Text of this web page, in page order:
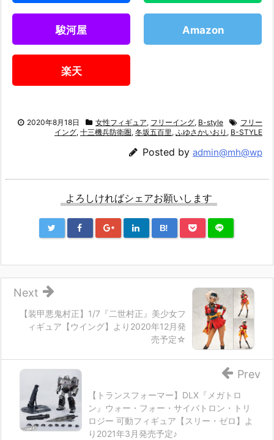
駿河屋 Amazon
楽天
2020年8月18日 女性フィギュア, フリーイング, B-style
フリー
イング, 十三機兵防衛圏, 冬坂五百里, ふゆさかいおり , B-STYLE
Posted by admin@mh@wp
よろしければシェアお願いします
B!
【装甲悪鬼村正】1/7『二世村正』美少女フ
ィギュア【ウイング】より2020年12月発
売予定☆
Next
【トランスフォーマー】DLX『メガトロ
ン』ウォー・フォー・サイバトロン・トリ
ロジー 可動フィギュア【スリー・ゼロ】よ
り2021年3月発売予定♪
Prev